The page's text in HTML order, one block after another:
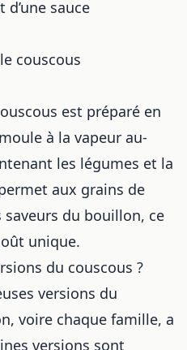
sauce
couscous
est préparé en
à la vapeur au-
les légumes et la
aux grains de
saveurs du bouillon, ce
unique.
du couscous ?
versions du
voire chaque famille, a
versions sont